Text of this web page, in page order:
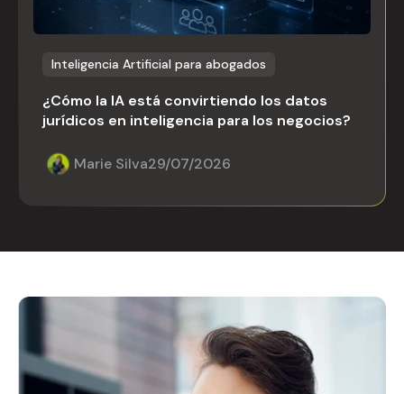
Inteligencia Artificial para abogados
¿Cómo la IA está convirtiendo los datos
jurídicos en inteligencia para los negocios?
Marie Silva29/07/2026